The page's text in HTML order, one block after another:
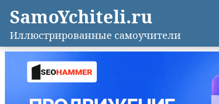
SamoYchiteli.ru
Иллюстрированные самоучители